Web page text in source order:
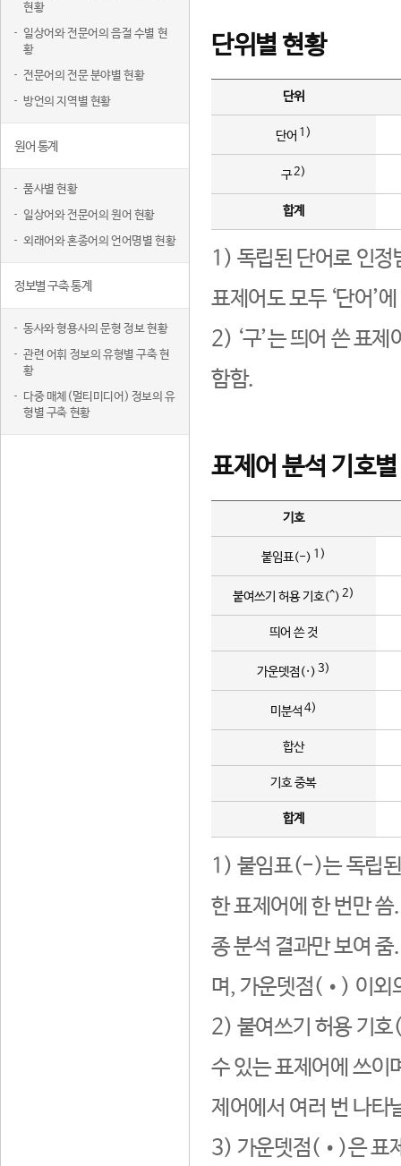
현황
일상어와 전문어의 음절 수별 현
황
전문어의 전문 분야별 현황
방언의 지역별 현황
원어 통계
품사별 현황
일상어와 전문어의 원어 현황
외래어와 혼종어의 언어명별 현황
정보별 구축 통계
동사와 형용사의 문형 정보 현황
관련 어휘 정보의 유형별 구축 현
황
다중 매체(멀티미디어) 정보의 유
형별 구축 현황
단위별 현황
단위
단어 1)
구2)
합계
1) 독립된 단어로 인정
표제어도 모두 ‘단어’
2) ‘구’는 띄어 쓴 표
함함.
표제어 분석 기호
기호
붙임표(-) 1)
붙여쓰기 허용 기호(^) 2)
띄어 쓴 것
가운뎃점(·) 3)
미분석 4)
합산
기호 중복
합계
1) 붙임표(-)는 독립된
한 표제어에 한 번만
종 분석 결과만 보여
며, 가운뎃점(•) 이외
2) 붙여쓰기 허용 기호
수 있는 표제어에 쓰이
제어에서 여러 번 나타
3) 가운뎃점(•)은 표